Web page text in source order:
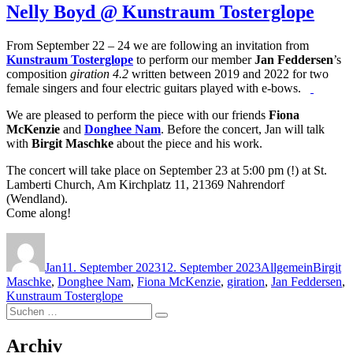
Nelly Boyd @ Kunstraum Tosterglope
From September 22 – 24 we are following an invitation from
Kunstraum Tosterglope to perform our memberJan Feddersen’s
composition giration 4.2 written between 2019 and 2022 for two
female singers and four electric guitars played with e-bows.
We are pleased to perform the piece with our friends Fiona
McKenzie and Donghee Nam. Before the concert, Jan will talk
with Birgit Maschke about the piece and his work.
The concert will take place on September 23 at 5:00 pm (!) at St.
Lamberti Church, Am Kirchplatz 11, 21369 Nahrendorf
(Wendland).
Come along!
Jan11. September 202312. September 2023AllgemeinBirgit
Maschke, Donghee Nam, Fiona McKenzie, giration, Jan Feddersen,
Kunstraum Tosterglope
Suchen
nach:
Suchen
Archiv